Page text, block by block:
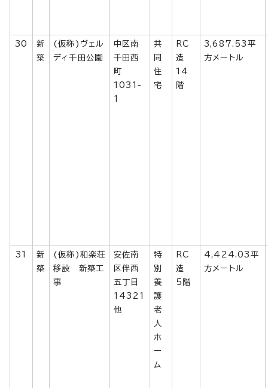
30
新
築
(仮称)ヴェル
ディ千田公園
中区南
千田西
町
1031-
1
共
同
住
宅
RC
造
14
階
3,687.53平
方メートル
31
新
築
(仮称)和楽荘
移設 新築工
事
安佐南
区伴西
五丁目
14321
他
特
別
養
護
老
人
ホ
ー
ム
RC
造
5階
4,424.03平
方メートル